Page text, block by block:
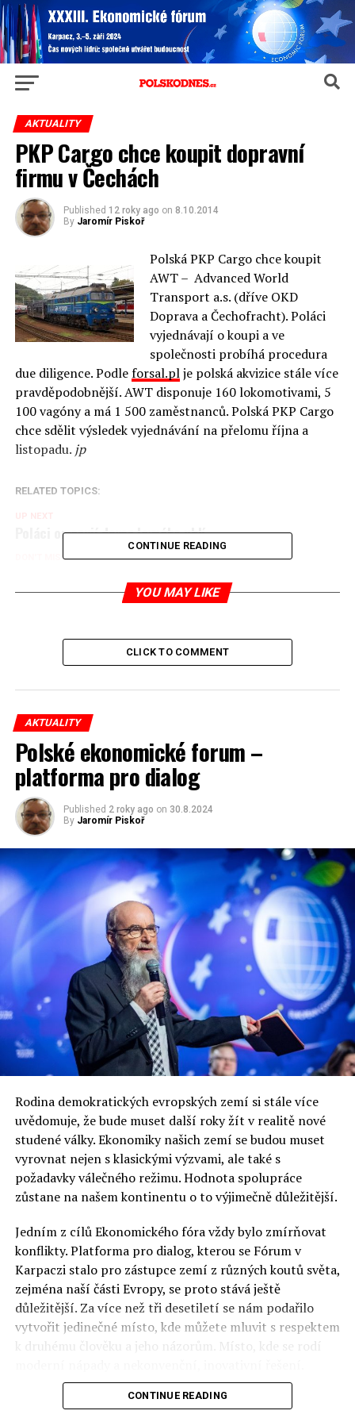
AKTUALITY
PKP Cargo chce koupit dopravní
firmu v Čechách
Published 12 roky ago on 8.10.2014
By Jaromír Piskoř
Polská PKP Cargo chce koupit
AWT – Advanced World
Transport a.s. (dříve OKD
Doprava a Čechofracht). Poláci
vyjednávají o koupi a ve
společnosti probíhá procedura
due diligence. Podleforsal.plje polská akvizice stále více
pravděpodobnější. AWT disponuje 160 lokomotivami, 5
100 vagóny a má 1 500 zaměstnanců. Polská PKP Cargo
chce sdělit výsledek vyjednávání na přelomu října a
listopadu. jp
RELATED TOPICS:
Poláci omezují dovoz levného uhlí
DON'T MISS
CONTINUE READING
YOU MAY LIKE
CLICK TO COMMENT
AKTUALITY
Polské ekonomické forum –
platforma pro dialog
Published 2 roky ago on 30.8.2024
By Jaromír Piskoř
Rodina demokratických evropských zemí si stále více
uvědomuje, že bude muset další roky žít v realitě nové
studené války. Ekonomiky našich zemí se budou muset
vyrovnat nejen s klasickými výzvami, ale také s
požadavky válečného režimu. Hodnota spolupráce
zůstane na našem kontinentu o to výjimečně důležitější.
Jedním z cílů Ekonomického fóra vždy bylo zmírňovat
konflikty. Platforma pro dialog, kterou se Fórum v
Karpaczi stalo pro zástupce zemí z různých koutů světa,
zejména naší části Evropy, se proto stává ještě
důležitější. Za více než tři desetiletí se nám podařilo
vytvořit jedinečné místo, kde můžete mluvit s respektem
k druhému člověku a jeho názorům. Místo, kde se rodí
Polsko musí mít instituce, jejichž horizont činnosti je
CONTINUE READING